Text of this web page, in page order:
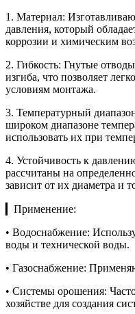
1. Материал:
давления, который
коррозии и химическим
2. Гибкость: Гнутые
изгиба, что позволяет
условиям монтажа.
3. Температурный
широком диапазоне
использовать их при
4. Устойчивость к
рассчитаны на
зависит от их диаметра и
▎Применение:
• Водоснабжение:
воды и технической воды.
• Газоснабжение:
• Системы орошения:
хозяйстве для создания